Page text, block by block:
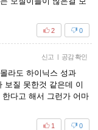
0
2
신고 | 공감 확인
라도 하이닉스 성과
보질 못한것 같은데 이
다고 해서 그런가 어마
0
1